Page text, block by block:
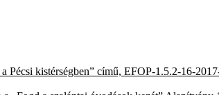
Pécsi kistérségben” című, EFOP-1.5.2-16-